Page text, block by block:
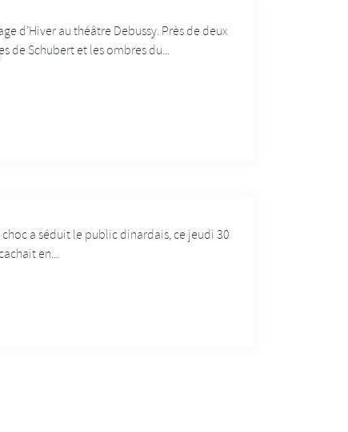
d’Hiver au théâtre Debussy. Près de deux
de Schubert et les ombres du...
a séduit le public dinardais, ce jeudi 30
en...